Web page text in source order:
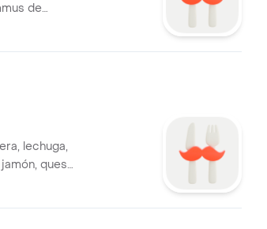
de
lechuga,
queso,